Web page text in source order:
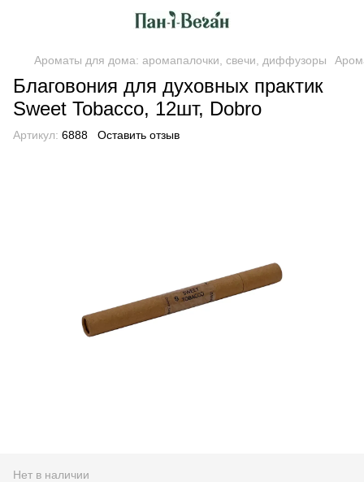
Ароматы для дома: аромапалочки, свечи, диффузоры
Благовония для духовных практик
Sweet Tobacco, 12шт, Dobro
Артикул: 6888 Оставить отзыв
Нет в наличии